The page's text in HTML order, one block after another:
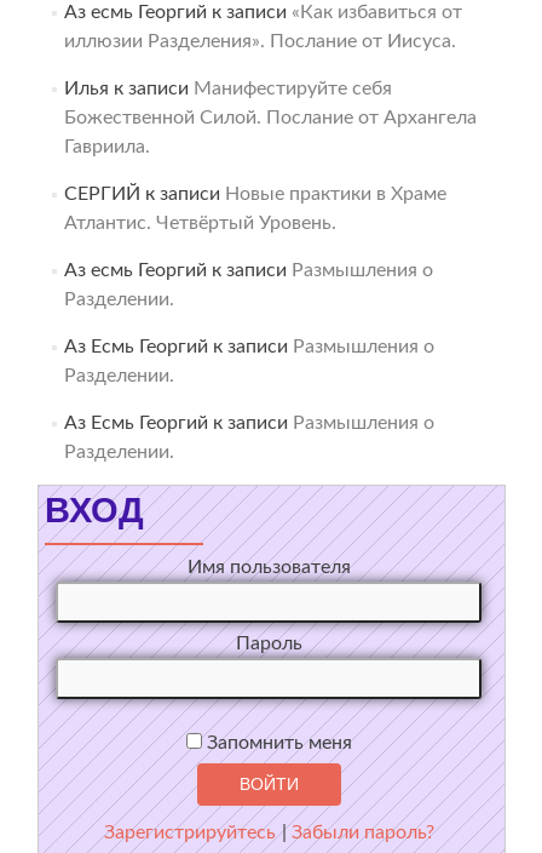
Аз есмь Георгий к записи «Как избавиться от
иллюзии Разделения». Послание от Иисуса.
Илья к записи Манифестируйте себя
Божественной Силой. Послание от Архангела
Гавриила.
СЕРГИЙ к записи Новые практики в Храме
Атлантис. Четвёртый Уровень.
Аз есмь Георгий к записи Размышления о
Разделении.
Аз Есмь Георгий к записи Размышления о
Разделении.
Аз Есмь Георгий к записи Размышления о
Разделении.
ВХОД
Имя пользователя
Пароль
Запомнить меня
Зарегистрируйтесь |Забыли пароль?